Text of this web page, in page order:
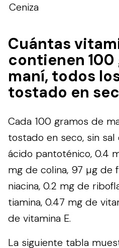
Ceniza
Cuántas
contienen 100
maní, todos
tostado en
Cada 100 gramos de
tostado en seco, sin
ácido pantoténico, 0.4
mg de colina, 97 µg de
niacina, 0.2 mg de
tiamina, 0.47 mg de
de vitamina E.
La siguiente tabla